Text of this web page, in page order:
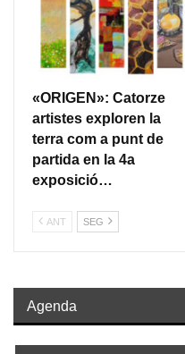
«ORIGEN»: Catorze
artistes exploren la
terra com a punt de
partida en la 4a
exposició…
ANT SEG
Agenda